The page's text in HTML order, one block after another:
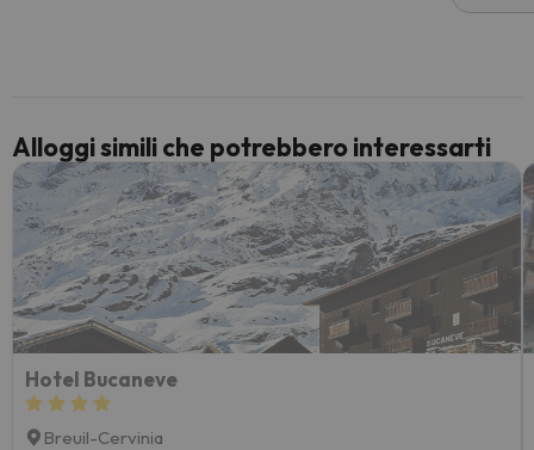
Alloggi simili che potrebbero interessarti
Hotel Bucaneve
Breuil-Cervinia